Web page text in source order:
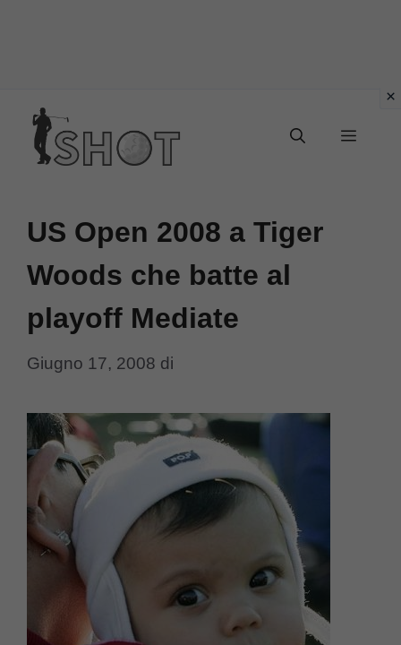
contenuto
Menu
US Open 2008 a Tiger
Woods che batte al
playoff Mediate
Giugno 17, 2008 di